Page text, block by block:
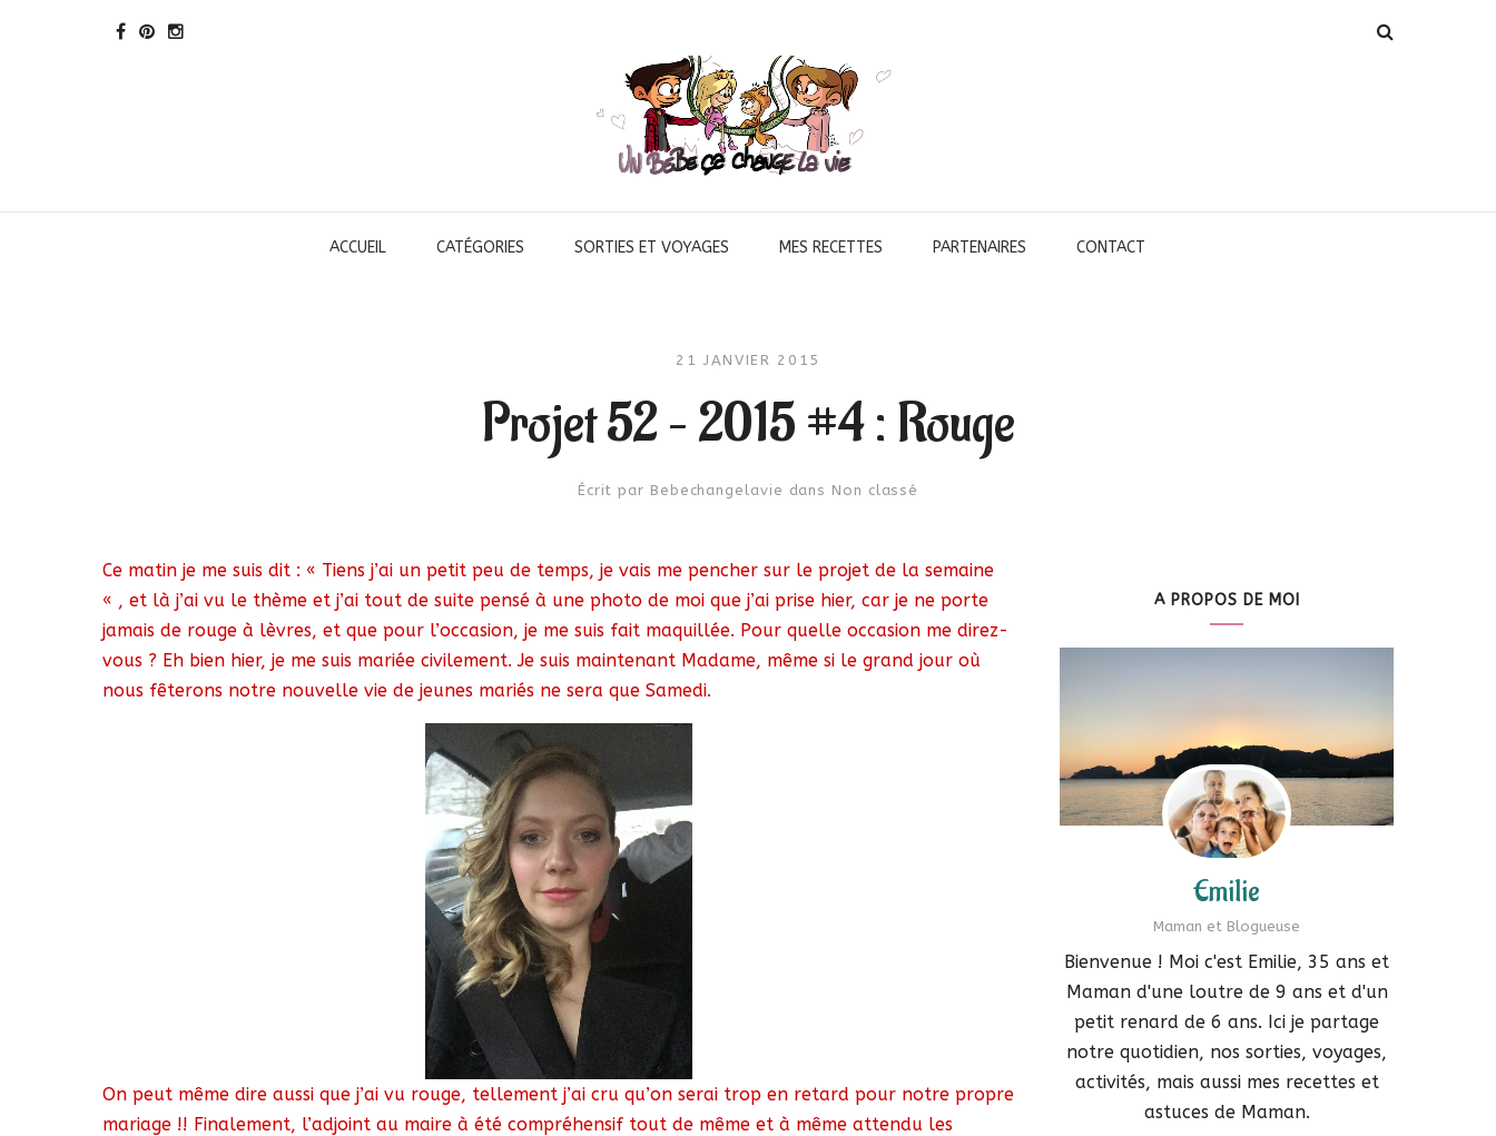
ACCUEIL CATÉGORIES SORTIES ET VOYAGES MES RECETTES PARTENAIRES CONTACT
21 JANVIER 2015
Projet 52 – 2015 #4 : Rouge
Écrit par Bebechangelavie dans Non classé
Ce matin je me suis dit : « Tiens j’ai un petit peu de temps, je vais me pencher sur le projet de la semaine
« , et là j’ai vu le thème et j’ai tout de suite pensé à une photo de moi que j’ai prise hier, car je ne porte
jamais de rouge à lèvres, et que pour l’occasion, je me suis fait maquillée. Pour quelle occasion me direz-
vous ? Eh bien hier, je me suis mariée civilement. Je suis maintenant Madame, même si le grand jour où
nous fêterons notre nouvelle vie de jeunes mariés ne sera que Samedi.
On peut même dire aussi que j’ai vu rouge, tellement j’ai cru qu’on serai trop en retard pour notre propre
mariage !! Finalement, l’adjoint au maire à été compréhensif tout de même et à même attendu les
A PROPOS DE MOI
Emilie
Maman et Blogueuse
Bienvenue ! Moi c'est Emilie, 35 ans et
Maman d'une loutre de 9 ans et d'un
petit renard de 6 ans. Ici je partage
notre quotidien, nos sorties, voyages,
activités, mais aussi mes recettes et
astuces de Maman.